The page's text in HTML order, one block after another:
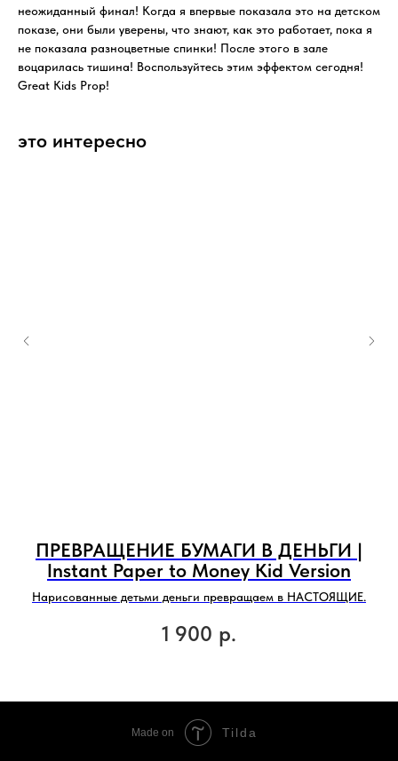
неожиданный финал! Когда я впервые показала это на детском
показе, они были уверены, что знают, как это работает, пока я
не показала разноцветные спинки! После этого в зале
воцарилась тишина! Воспользуйтесь этим эффектом сегодня!
Great Kids Prop!
это интересно
ПРЕВРАЩЕНИЕ БУМАГИ В ДЕНЬГИ |
Instant Paper to Money Kid Version
Нарисованные детьми деньги превращаем в НАСТОЯЩИЕ.
1 900 р.
Made on Tilda